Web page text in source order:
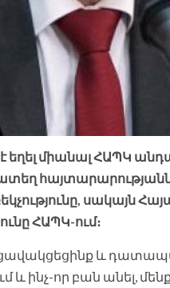
եղել միանալ ՀԱՊԿ
սակայն
ՀԱՊԿ-ում։
ցավակցեցինք և
և ինչ-որ բան անել,